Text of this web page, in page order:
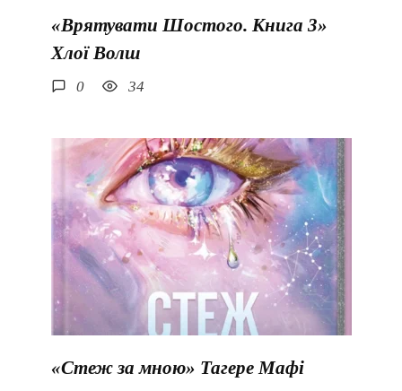
«Врятувати Шостого. Книга 3»
Хлої Волш
0 34
«Стеж за мною» Тагере Мафі